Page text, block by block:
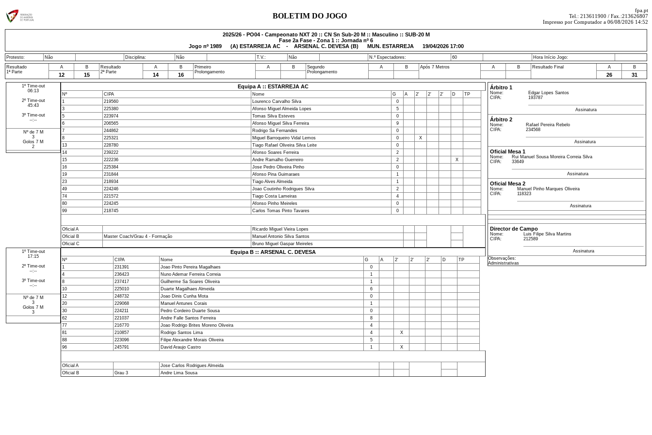
BOLETIM DO JOGO
fpa.pt
Tel.: 213611900 / Fax.:213626807
Impresso por Computador a 06/08/2026 14:52
2025/26 - PO04 - Campeonato NXT 20 :: CN Sn Sub-20 M :: Masculino :: SUB-20 M
Fase 2a Fase - Zona 1 :: Jornada nº 6
Jogo nº 1989(A) ESTARREJA AC - ARSENAL C. DEVESA (B) MUN. ESTARREJA 19/04/2026 17:00
Protesto: Não Disciplina: Não T.V.: Não N.º Espectadores: 60
Hora Início Jogo:
Resultado
1ª Parte
A B
Resultado
2ª Parte
A B
Primeiro
Prolongamento
A B
Segundo
Prolongamento
A B Após 7 Metros A B Resultado Final A B
12 15 14 16 26 31
1º Time-out
06:13
2º Time-out
45:43
3º Time-out
--:--
Nº de 7 M
3
Golos 7 M
2
Equipa A :: ESTARREJA AC
Nº CIPA Nome G A 2' 2' 2' D
TP
1
219560 Lourenco Carvalho Silva
0
3
225380 Afonso Miguel Almeida Lopes
5
5
223974 Tomas Silva Esteves
0
6
206565 Afonso Miguel Silva Ferreira
9
7
244862 Rodrigo Sa Fernandes
0
8
225321 Miguel Barroqueiro Vidal Lemos 0
X
13
228780 Tiago Rafael Oliveira Silva Leite
0
14
239222 Afonso Soares Ferreira
2
15
222236 Andre Ramalho Guerreiro 2
X
16
225384 Jose Pedro Oliveira Pinho
0
19
231844 Afonso Pina Guimaraes
1
23
218934 Tiago Alves Almeida
1
49
224246 Joao Coutinho Rodrigues Silva
2
74
221572 Tiago Costa Lameiras
4
80
224245 Afonso Pinho Meireles
0
99
218745 Carlos Tomas Pinto Tavares 0
Oficial A
Ricardo Miguel Vieira Lopes
Oficial B
Master Coach/Grau 4 - Formação
Manuel Antonio Silva Santos
Oficial C
Bruno Miguel Gaspar Meireles
1º Time-out
17:15
2º Time-out
--:--
3º Time-out
--:--
Nº de 7 M
3
Golos 7 M
3
Equipa B :: ARSENAL C. DEVESA
Nº CIPA Nome G A 2' 2' 2' D
TP
1
231391 Joao Pinto Pereira Magalhaes
0
4
236423 Nuno Ademar Ferreira Correia
1
8
237417 Guilherme Sa Soares Oliveira
1
10
225010 Duarte Magalhaes Almeida
6
12
248732 Joao Dinis Cunha Mota
0
20
229068 Manuel Antunes Corais
1
30
224211 Pedro Cordeiro Duarte Sousa
0
62
221037 Andre Falle Santos Ferreira
8
77
216770 Joao Rodrigo Brites Moreno Oliveira
4
81
210857 Rodrigo Santos Lima 4
X
88
223096 Filipe Alexandre Morais Oliveira
5
96
245791 David Araujo Castro 1 X
Oficial A
Jose Carlos Rodrigues Almeida
Oficial B
Grau 3 Andre Lima Sousa
Árbitro 1
Nome:
Edgar Lopes Santos
CIPA:
193787
Assinatura
Árbitro 2
Nome:
Rafael Pereira Rebelo
CIPA:
234568
Assinatura
Oficial Mesa 1
Nome:
Rui Manuel Sousa Moreira Correia Silva
CIPA:
33649
Assinatura
Oficial Mesa 2
Nome:
Manuel Pinho Marques Oliveira
CIPA:
118323
Assinatura
Director de Campo
Nome:
Luis Filipe Silva Martins
CIPA:
212589
Assinatura
Observações:
Administrativas